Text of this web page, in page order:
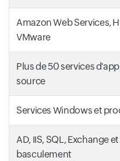
Amazon Web Services,
VMware
Plus de 50 services
source
Services Windows et
AD, IIS, SQL, Exchange
basculement